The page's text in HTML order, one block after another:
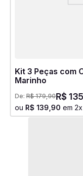
Kit 3 Peças com
Marinho
De: R$ 179,90R$ 135
ou R$ 139 90 em 2